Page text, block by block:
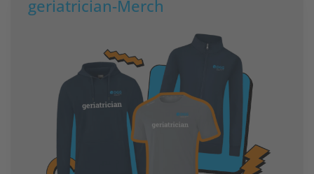
geriatrician-Merch